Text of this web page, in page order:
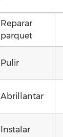
Reparar
parquet
Pulir
Abrillantar
Instalar